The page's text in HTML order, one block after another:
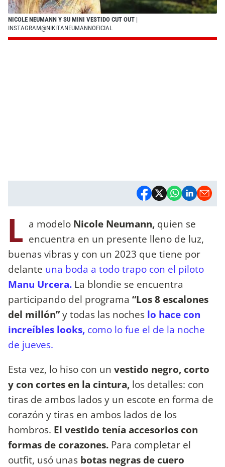
NICOLE NEUMANN Y SU MINI VESTIDO CUT OUT |
INSTAGRAM@NIKITANEUMANNOFICIAL
L a modelo Nicole Neumann, quien se
encuentra en un presente lleno de luz,
buenas vibras y con un 2023 que tiene por
delante una boda a todo trapo con el piloto
Manu Urcera. La blondie se encuentra
participando del programa “Los 8 escalones
del millón”y todas las noches lo hace con
increíbles looks, como lo fue el de la noche
de jueves.
Esta vez, lo hiso con un vestido negro, corto
y con cortes en la cintura, los detalles: con
tiras de ambos lados y un escote en forma de
corazón y tiras en ambos lados de los
hombros. El vestido tenía accesorios con
formas de corazones. Para completar el
outfit, usó unas botas negras de cuero